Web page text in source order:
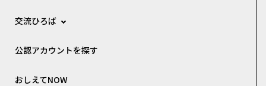
交流ひろば
公認アカウントを探す
おしえてNOW